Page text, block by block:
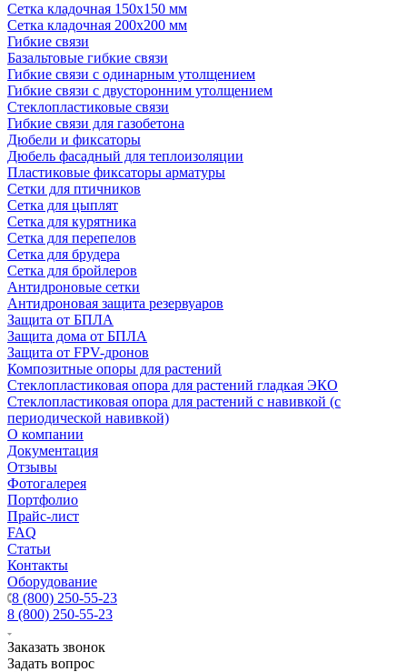
Сетка кладочная 150x150 мм
Сетка кладочная 200x200 мм
Гибкие связи
Базальтовые гибкие связи
Гибкие связи с одинарным утолщением
Гибкие связи с двусторонним утолщением
Стеклопластиковые связи
Гибкие связи для газобетона
Дюбели и фиксаторы
Дюбель фасадный для теплоизоляции
Пластиковые фиксаторы арматуры
Сетки для птичников
Сетка для цыплят
Сетка для курятника
Сетка для перепелов
Сетка для брудера
Сетка для бройлеров
Антидроновые сетки
Антидроновая защита резервуаров
Защита от БПЛА
Защита дома от БПЛА
Защита от FPV-дронов
Композитные опоры для растений
Стеклопластиковая опора для растений гладкая ЭКО
Стеклопластиковая опора для растений с навивкой (с
периодической навивкой)
О компании
Документация
Отзывы
Фотогалерея
Портфолио
Прайс-лист
FAQ
Статьи
Контакты
Оборудование
8 (800) 250-55-23
8 (800) 250-55-23
Заказать звонок
Задать вопрос